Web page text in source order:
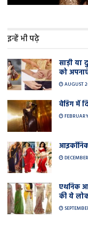
इन्हें भी पढ़े
साड़ी या
को
AUGUST
वेडिंग में
एथनिक
की ये